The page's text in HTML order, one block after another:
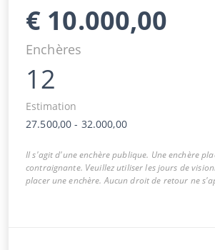
€ 10.000,00
Enchères
12
Estimation
27.500,00 - 32.000,00
Il s'agit d'une enchère publique. Une enchère
contraignante. Veuillez utiliser les jours de
placer une enchère. Aucun droit de retour ne